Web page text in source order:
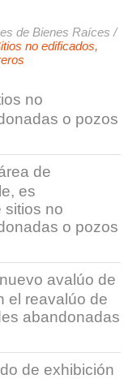
de Bienes Raíces /
no edificados,
no
o pozos
de
es
sitios no
o pozos
avalúo de
el reavalúo de
abandonadas
de exhibición